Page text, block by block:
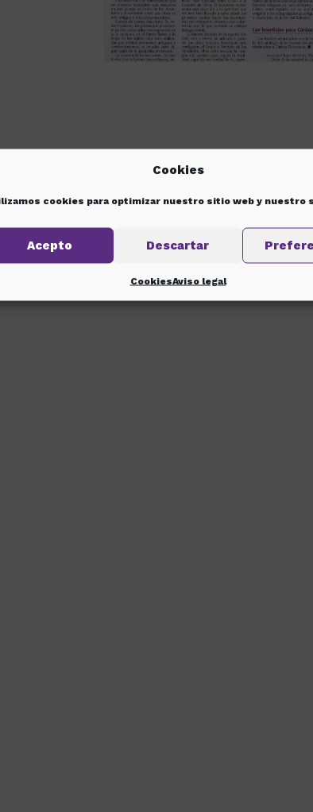
Cookies
cookies para optimizar nuestro sitio web y nuestro
Acepto Descartar
CookiesAviso legal